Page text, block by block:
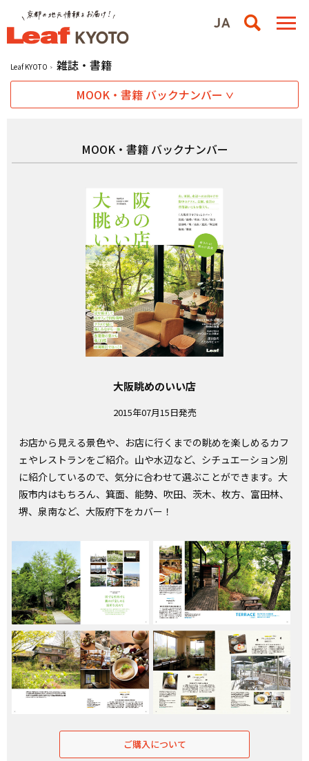
Leaf KYOTO
雑誌・書籍
MOOK・書籍 バックナンバー
MOOK・書籍 バックナンバー
大阪眺めのいい店
2015年07月15日発売
お店から見える景色や、お店に行くまでの眺めを楽しめるカフ
ェやレストランをご紹介。山や水辺など、シチュエーション別
に紹介しているので、気分に合わせて選ぶことができます。大
阪市内はもちろん、箕面、能勢、吹田、茨木、枚方、富田林、
堺、泉南など、大阪府下をカバー！
ご購入について